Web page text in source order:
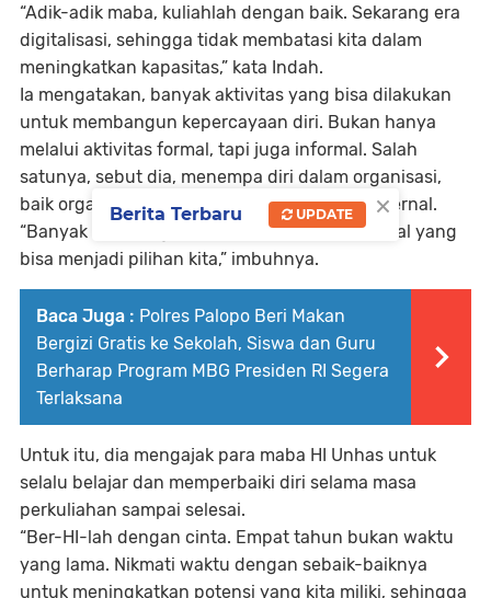
“Adik-adik maba, kuliahlah dengan baik. Sekarang era
digitalisasi, sehingga tidak membatasi kita dalam
meningkatkan kapasitas,” kata Indah.
Ia mengatakan, banyak aktivitas yang bisa dilakukan
untuk membangun kepercayaan diri. Bukan hanya
melalui aktivitas formal, tapi juga informal. Salah
satunya, sebut dia, menempa diri dalam organisasi,
baik organisasi internal kampus maupun eksternal.
“Banyak sekali organisasi internal dan eksternal yang
bisa menjadi pilihan kita,” imbuhnya.
Baca Juga : Polres Palopo Beri Makan
Bergizi Gratis ke Sekolah, Siswa dan Guru
Berharap Program MBG Presiden RI Segera
Terlaksana
Untuk itu, dia mengajak para maba HI Unhas untuk
selalu belajar dan memperbaiki diri selama masa
perkuliahan sampai selesai.
“Ber-HI-lah dengan cinta. Empat tahun bukan waktu
yang lama. Nikmati waktu dengan sebaik-baiknya
untuk meningkatkan potensi yang kita miliki, sehingga
×
Berita Terbaru UPDATE